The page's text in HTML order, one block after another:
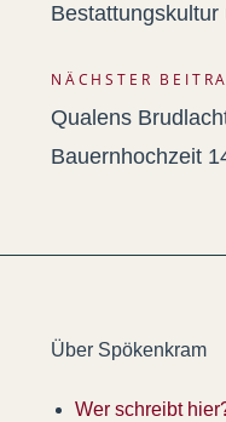
Bestattungskultur
NÄCHSTER
Qualens
Bauernhochzeit
Über Spökenkram
Wer schreibt